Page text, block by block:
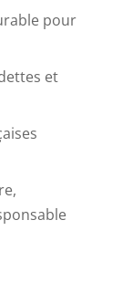
pour
et